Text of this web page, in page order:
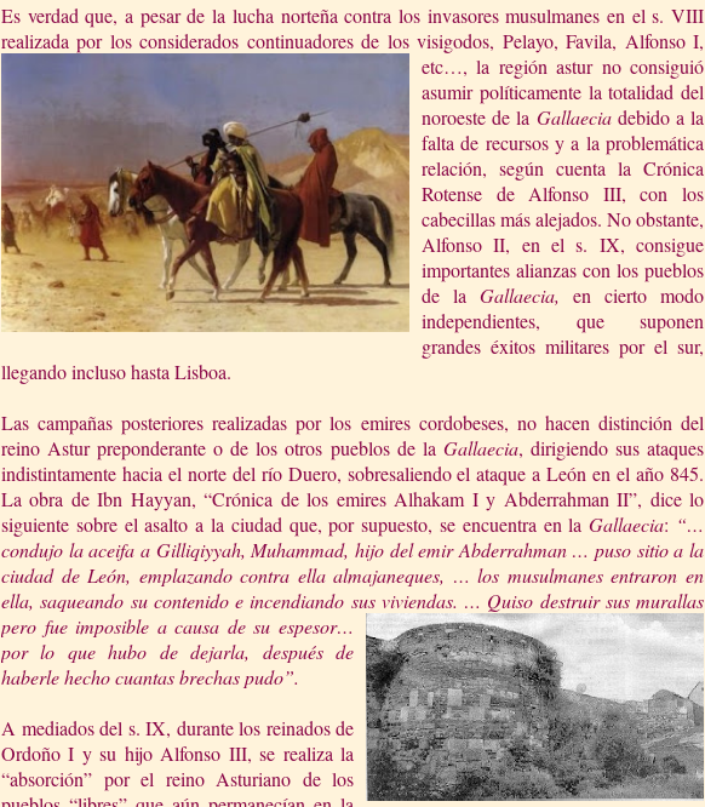
Es verdad que, a pesar de la lucha norteña contra los invasores musulmanes en el s. VIII
realizada por los considerados continuadores de los visigodos, Pelayo, Favila, Alfonso I,
etc…, la región astur no consiguió
asumir políticamente la totalidad del
noroeste dela Gallaeciadebido a la
falta de recursos y a la problemática
relación, según cuenta la Crónica
Rotense de Alfonso III, con los
cabecillas más alejados. No obstante,
Alfonso II, en el s. IX, consigue
importantes alianzas con los pueblos
de la Gallaecia, en cierto modo
independientes, que suponen
grandes éxitos militares por el sur,
llegando incluso hasta Lisboa.
Las campañas posteriores realizadas por los emires cordobeses, no hacen distinción del
reino Astur preponderante o de los otros pueblos de la Gallaecia, dirigiendo sus ataques
indistintamente hacia el norte del río Duero, sobresaliendo el ataque a León en el año 845.
La obra de Ibn Hayyan, “Crónica de los emires Alhakam I y Abderrahman II”, dice lo
siguiente sobre el asalto a la ciudad que, por supuesto, se encuentra enlaGallaecia: “…
condujo la aceifa a Gilliqiyyah, Muhammad, hijo del emir Abderrahman … puso sitio a la
ciudad de León, emplazando contra ella almajaneques, … los musulmanes entraron en
ella, saqueando su contenido e incendiando sus viviendas. … Quiso destruir sus murallas
pero fue imposible a causa de su espesor…
por lo que hubo de dejarla, después de
haberle hecho cuantas brechas pudo”.
A mediados del s. IX, durante los reinados de
Ordoño I y su hijo Alfonso III, se realiza la
“absorción” por el reino Asturiano de los